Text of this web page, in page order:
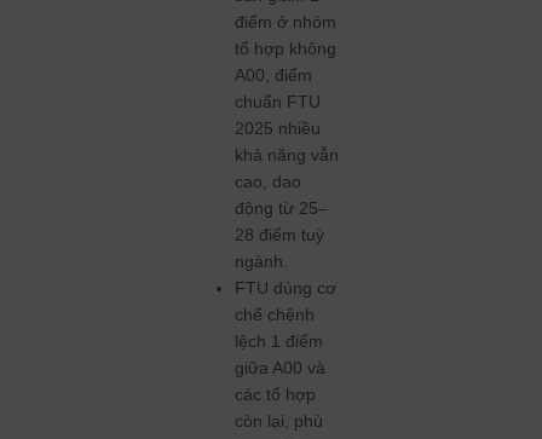
điểm ở nhóm
tổ hợp không
A00, điểm
chuẩn FTU
2025 nhiều
khả năng vẫn
cao, dao
động từ 25–
28 điểm tuỳ
ngành.
FTU dùng cơ
chế chênh
lệch 1 điểm
giữa A00 và
các tổ hợp
còn lại, phù